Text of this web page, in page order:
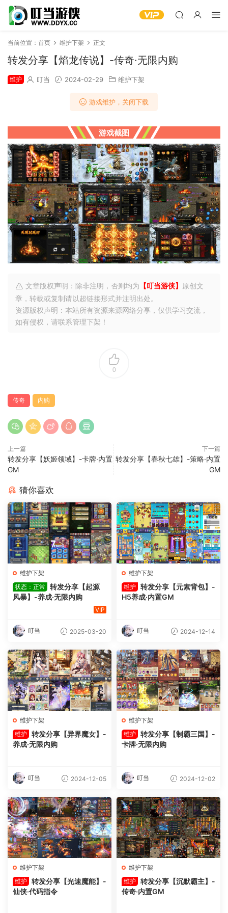
当前位置： 首页 维护下架 正文
转发分享【焰龙传说】-传奇·无限内购
维护 叮当 2024-02-29 维护下架
游戏维护，关闭下载
游戏截图
文章版权声明：除非注明，否则均为 【叮当游侠】
原创文
章，转载或复制请以超链接形式并注明出处。
资源版权声明：本站所有资源来源网络分享，仅供学习交流，
如有侵权，请联系管理下架！
0
传奇 内购
上一篇
转发分享【妖姬领域】-卡牌·内置
GM
下一篇
转发分享【春秋七雄】-策略·内置
GM
猜你喜欢
维护下架
状态：正常
转发分享【起源
风暴】-养成·无限内购
VIP
叮当 2025-03-20
维护下架
维护 转发分享【元素背包】-
H5养成·内置GM
叮当 2024-12-14
维护下架
维护 转发分享【异界魔女】-
养成·无限内购
叮当 2024-12-05
维护下架
维护 转发分享【制霸三国】-
卡牌·无限内购
叮当 2024-12-02
维护下架
维护 转发分享【光速魔能】-
仙侠·代码指令
维护下架
维护 转发分享【沉默霸主】-
传奇·内置GM